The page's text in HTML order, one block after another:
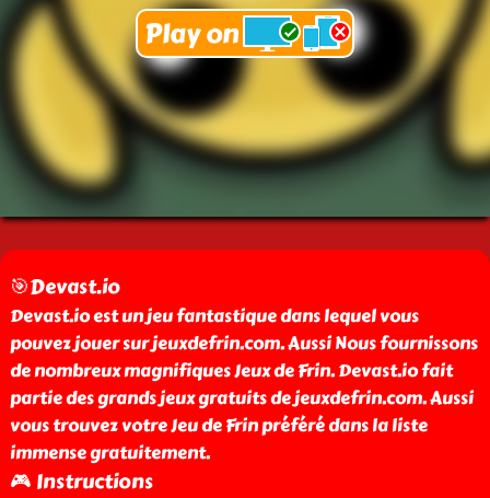
🎯Devast.io
Devast.io est un jeu fantastique dans lequel vous
pouvez jouer sur jeuxdefrin.com. Aussi Nous fournissons
de nombreux magnifiques Jeux de Frin. Devast.io fait
partie des grands jeux gratuits de jeuxdefrin.com. Aussi
vous trouvez votre Jeu de Frin préféré dans la liste
immense gratuitement.
🎮 Instructions